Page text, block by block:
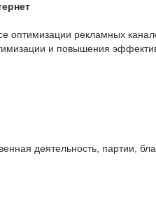
оптимизации рекламных
и повышения
деятельность, партии,